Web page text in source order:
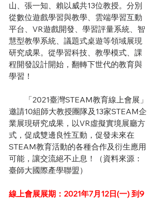
山、張一知、賴以威共13位教授。分別
從數位遊戲學習與教學、雲端學習互動
平台、VR遊戲開發、學習評量系統、智
慧型教學系統、議題式桌遊等領域展現
研究成果。從學習科技、教學模式、課
程開發設計開始，翻轉下世代的教育與
學習！
邀請10組師大教授團隊及13家STEAM企
業展現研究成果，以VR虛擬實境展廳方
式，促成雙邊良性互動，促發未來在
STEAM教育活動的各種合作及衍生應用
可能，讓交流絕不止息！（資料來源：
臺師大國際產學聯盟）
線上會展展期：2021年7月12日(一) 到9